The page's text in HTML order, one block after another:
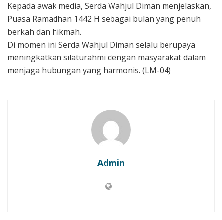
Kepada awak media, Serda Wahjul Diman menjelaskan,
Puasa Ramadhan 1442 H sebagai bulan yang penuh
berkah dan hikmah.
Di momen ini Serda Wahjul Diman selalu berupaya
meningkatkan silaturahmi dengan masyarakat dalam
menjaga hubungan yang harmonis. (LM-04)
Admin